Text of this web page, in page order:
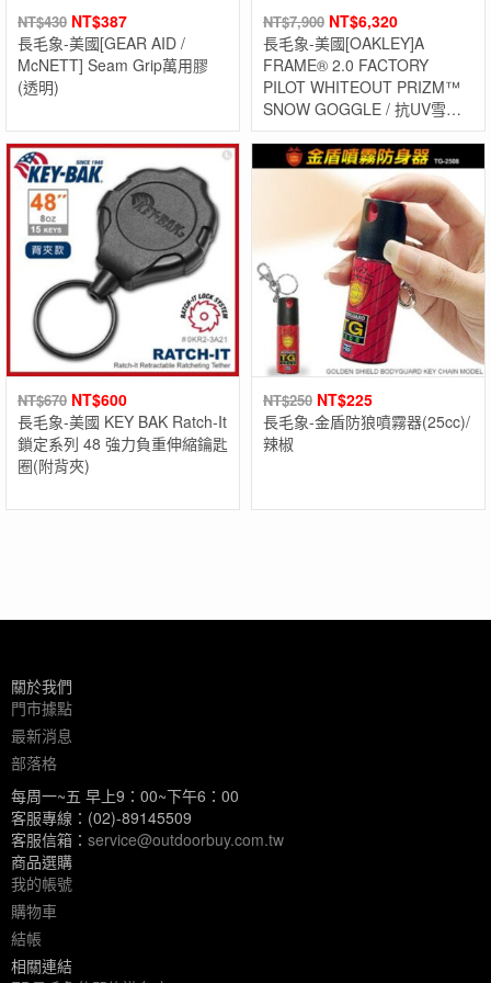
NT$430 NT$387
長毛象-美國[GEAR AID /
McNETT] Seam Grip萬用膠
(透明)
NT$7,900 NT$6,320
長毛象-美國[OAKLEY]A
FRAME® 2.0 FACTORY
PILOT WHITEOUT PRIZM™
SNOW GOGGLE / 抗UV雪鏡 /
滑雪護目鏡 / 滑雪配件
NT$670 NT$600
長毛象-美國 KEY BAK Ratch-It
鎖定系列 48 強力負重伸縮鑰匙
圈(附背夾)
NT$250 NT$225
長毛象-金盾防狼噴霧器(25cc)/
辣椒
關於我們
門市據點
最新消息
部落格
每周一~五 早上9：00~下午6：00
客服專線：(02)-89145509
客服信箱： service@outdoorbuy.com.tw
商品選購
我的帳號
購物車
結帳
相關連結